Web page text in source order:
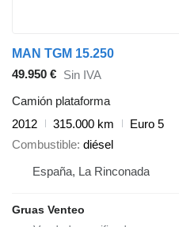
MAN TGM 15.250
49.950 € Sin IVA
Camión plataforma
2012
315.000 km
Euro 5
Combustible diésel
España, La Rinconada
Gruas Venteo